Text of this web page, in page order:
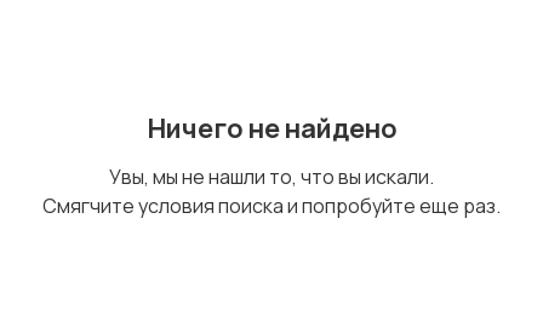
Ничего не найдено
Увы, мы не нашли то, что вы искали.
Смягчите условия поиска и попробуйте еще раз.